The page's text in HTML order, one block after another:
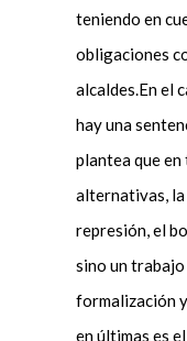
teniendo en
obligaciones
alcaldes.En el
hay una
plantea que
alternativas, la
represión, el
sino un
formalización
en últimas es